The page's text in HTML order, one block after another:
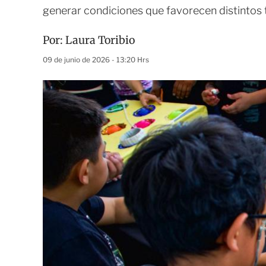
generar condiciones que favorecen
Por: Laura Toribio
09 de junio de 2026 - 13:20 Hrs